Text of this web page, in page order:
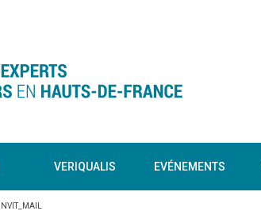
VERIQUALIS EVÉNEMENTS
INVIT_MAIL